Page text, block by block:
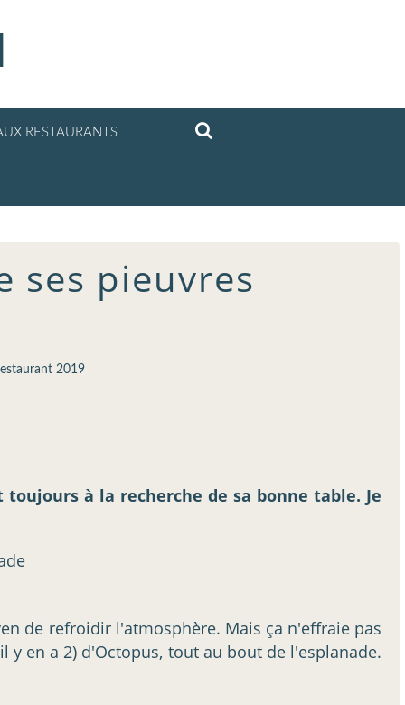
RESTAURANTS
ses pieuvres
2019
à la recherche de sa bonne table. Je
de refroidir l'atmosphère. Mais ça n'effraie pas
en a 2) d'Octopus, tout au bout de l'esplanade.